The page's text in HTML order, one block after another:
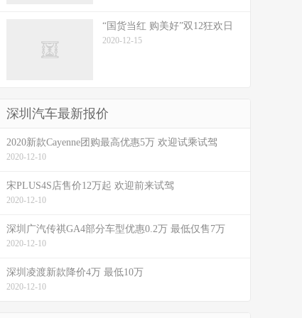
“国货当红 购美好”双12狂欢日
2020-12-15
深圳汽车最新报价
2020新款Cayenne团购最高优惠5万 欢迎试乘试驾
2020-12-10
宋PLUS4S店售价12万起 欢迎前来试驾
2020-12-10
深圳广汽传祺GA4部分车型优惠0.2万 最低仅售7万
2020-12-10
深圳凌渡新款降价4万 最低10万
2020-12-10